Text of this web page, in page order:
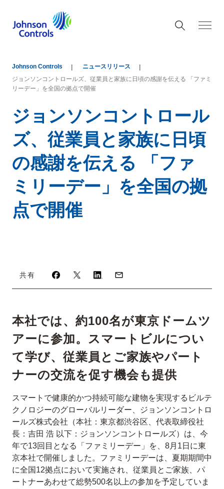
Johnson Controls
ニュースリリース
ジョンソンコントロールズ、従業員と家族に日頃の感謝を伝える 「ファミ
リーデー」を全国の拠点で開催
ジョンソンコントロール
ズ、従業員と家族に日頃
の感謝を伝える 「ファ
ミリーデー」を全国の拠
点で開催
共有
本社では、約100名が東京ドームツ
アーに参加。スマートビルについ
て学び、従業員とご家族やパート
ナーの交流を促す機会も提供
スマートで健康的かつ持続可能な建物を実現するビルテ
クノロジーのグローバルリーダー、ジョンソンコントロ
ールズ株式会社（本社：東京都渋谷区、代表取締役社
長：吉田 浩 以下：ジョンソンコントロールズ）は、今
年で13回目となる「ファミリーデー」を、8月1日に東
京本社で開催しました。ファミリーデーは、夏期期間中
に全国12拠点において実施され、従業員とご家族、パ
ートナーあわせて総勢500名以上の参加を予定していま